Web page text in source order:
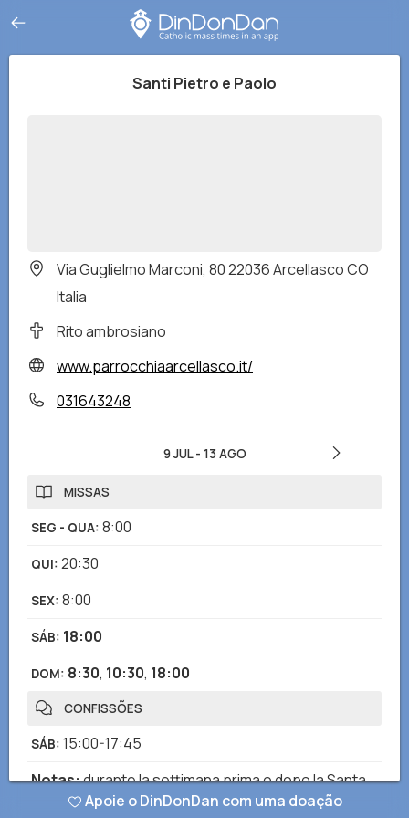
Santi Pietro e Paolo
Via Guglielmo Marconi, 80 22036 Arcellasco CO
Italia
Rito ambrosiano
www.parrocchiaarcellasco.it/
031643248
9 JUL- 13 AGO
MISSAS
SEG - QUA: 8:00
QUI: 20:30
SEX: 8:00
SÁB: 18:00
DOM: 8:30, 10:30, 18:00
CONFISSÕES
SÁB: 15:00-17:45
Notas:durante la settimana prima o dopo la Santa
Messa o su appuntamento
Apoie o DinDonDan com uma doação